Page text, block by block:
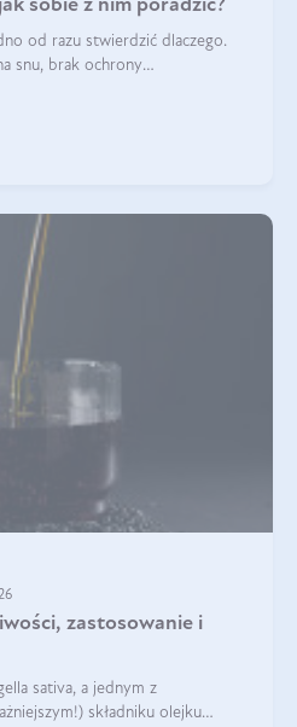
sobie z nim poradzić?
od razu stwierdzić dlaczego.
snu, brak ochrony
zastosowanie i
sativa, a jednym z
składniku olejku